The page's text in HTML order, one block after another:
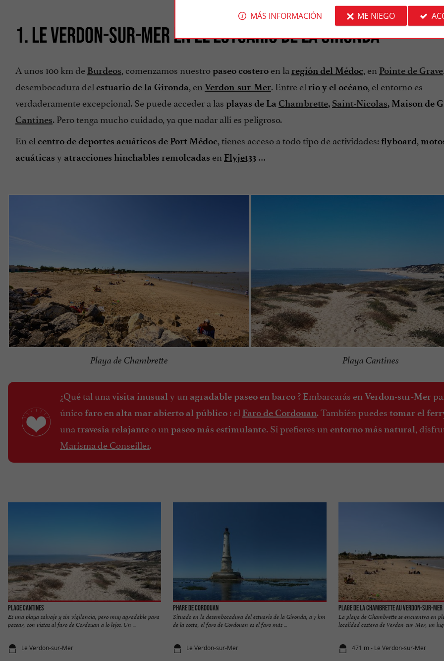
1. LE VERDON-SUR-MER EN EL ESTUARIO DE LA GIRONDA
A unos 100 km de Burdeos, comenzamos nuestropaseo costero en la región del Médoc, en Pointe de Grave
desembocadura del estuario de la Gironda, en Verdon-sur-Mer. Entre el río y el océano, el entorno es
verdaderamente excepcional. Se puede acceder a las playas de La Chambrette, Saint-Nicolas, Maison de
Cantines. Pero tenga mucho cuidado, ya que nadar allí es peligroso.
En el centro de deportes acuáticos de Port Médoc, tienes acceso a todo tipo de actividades: flyboard,
acuáticas y atracciones hinchables remolcadas en Flyjet33 …
Playa de Chambrette Playa Cantines
¿Qué tal una visita inusual y un agradable paseo en barco ? Embarcarás en Verdon-sur-Mer
único faro en alta mar abierto al público : el Faro de Cordouan. También puedes tomar el
una travesía relajante o un paseo más estimulante. Si prefieres un entorno más natural,
Marisma de Conseiller.
Plage Cantines
Es una playa salvaje y sin vigilancia, pero muy agradable para
pasear, con vistas al faro de Cordouan a lo lejos. Un ...
Le Verdon-sur-Mer
Phare de Cordouan
Situado en la desembocadura del estuario de la Gironda, a 7 km
de la costa, el faro de Cordouan es el faro más ...
Le Verdon-sur-Mer
Plage de la Chambrette au Verdon-sur-Mer
La playa de Chambrette se encuentra en
localidad costera de Verdon-sur-Mer, un
471 m - Le Verdon-sur-Mer
MÁS INFORMACIÓN ME NIEGO